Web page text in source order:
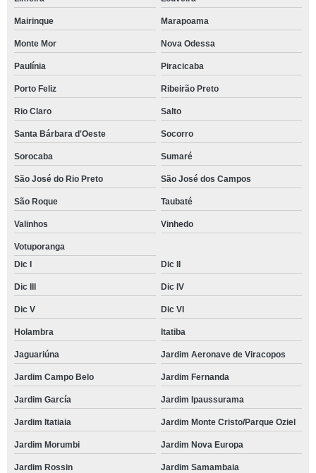
Mairinque Marapoama
Monte Mor Nova Odessa
Paulínia Piracicaba
Porto Feliz Ribeirão Preto
Rio Claro Salto
Santa Bárbara d'Oeste Socorro
Sorocaba Sumaré
São José do Rio Preto São José dos Campos
São Roque Taubaté
Valinhos Vinhedo
Votuporanga
Dic I
Dic II
Dic III Dic IV
Dic V Dic VI
Holambra Itatiba
Jaguariúna Jardim Aeronave de Viracopos
Jardim Campo Belo Jardim Fernanda
Jardim García Jardim Ipaussurama
Jardim Itatiaia Jardim Monte Cristo/Parque Oziel
Jardim Morumbi Jardim Nova Europa
Jardim Rossin Jardim Samambaia